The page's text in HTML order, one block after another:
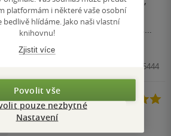
odstrkovaný a Hal naopak tak
Mít za rodiče kazatele je těžké,
zákony. Jenny od mala vyrůstá v
k žití s Halem. Jenže i když se
víra v boha je pro něj
byl proslulý svůdník a Jenny i když se
přitahovalo. Jednoho dne
a vše se zbortí jak domeček s
o slavném tenistovi, který přišel o
Kniha, HarperCollins, 2023, 9788327695444
platformám i některé vaše osobní
bedlivě hlídáme. Jako naši vlastní
knihovnu!
Zjistit více
Povolit vše
pouze nezbytné
Nastavení